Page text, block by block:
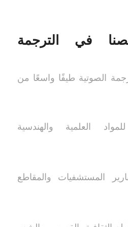
في الترجمة
الصوتية طيفًا واسعًا من
العلمية والهندسية
المستشفيات والمقاطع